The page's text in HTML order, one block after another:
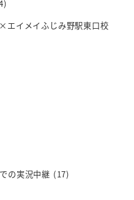
エイメイふじみ野駅東口校
の実況中継 (17)